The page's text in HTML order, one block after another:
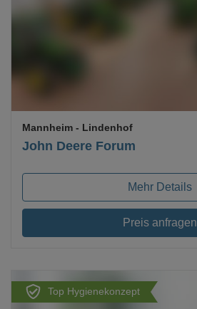
John Deere Forum
Mannheim - Lindenhof
Mehr Details
Preis anfragen
Top Hygienekonzept